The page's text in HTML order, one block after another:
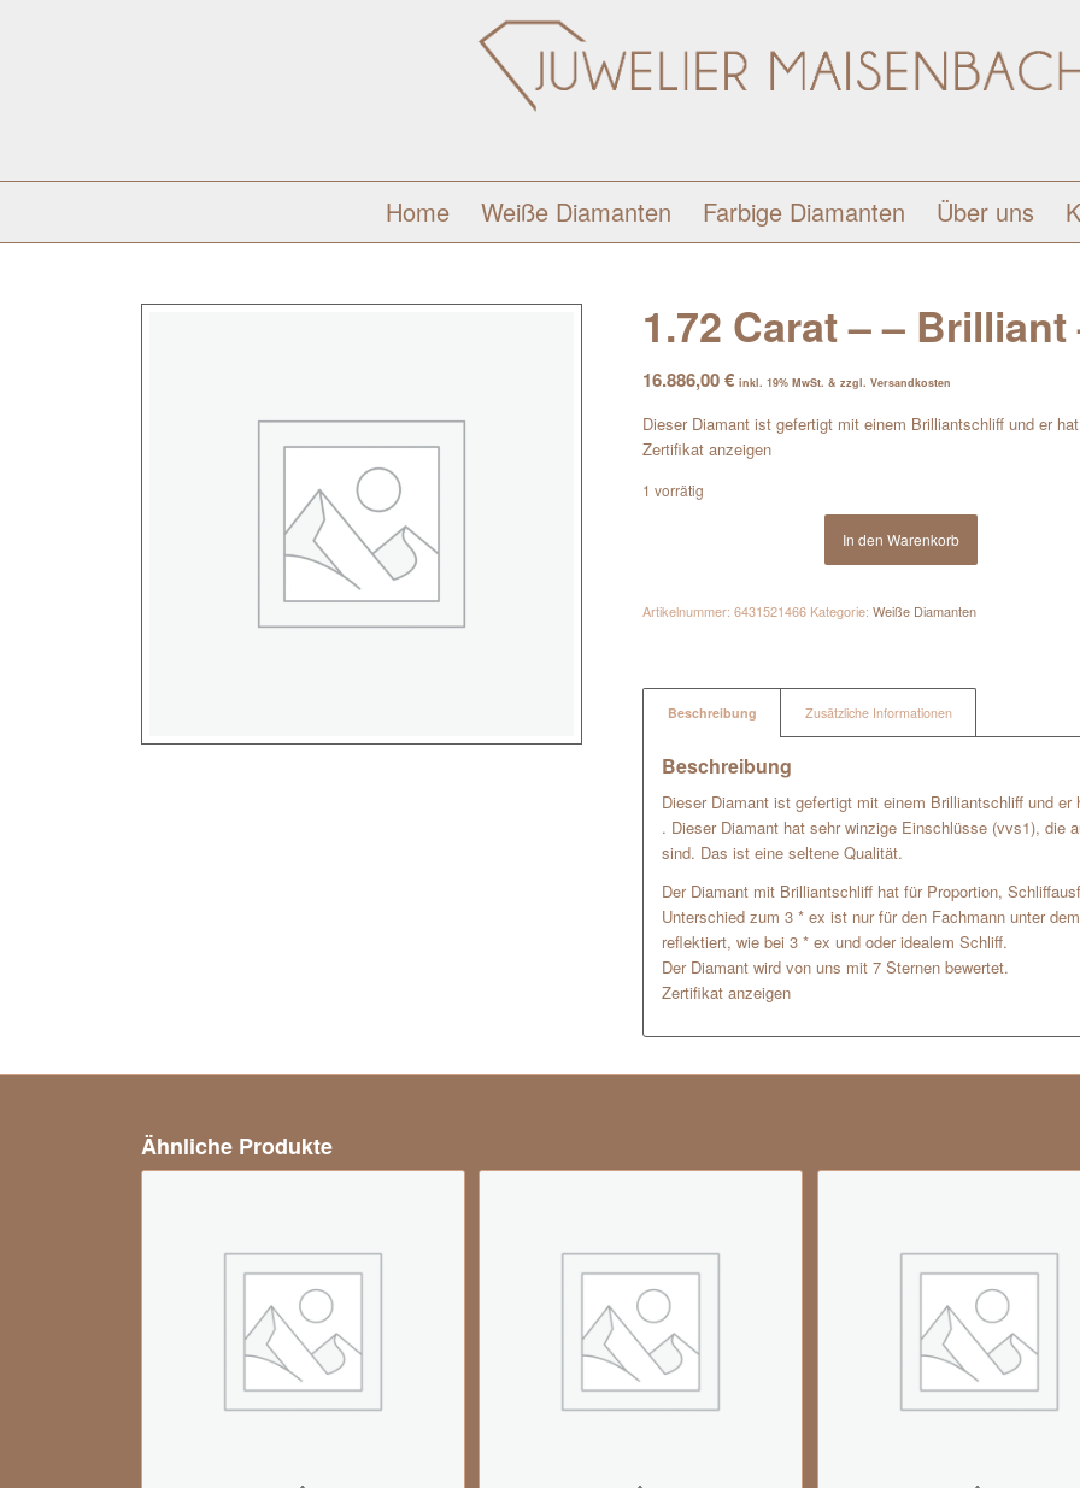
Home Weiße Diamanten Farbige Diamanten Über uns
1.72 Carat – – Brilliant
16.886,00€ inkl. 19% MwSt. & zzgl. Versandkosten
Dieser Diamant ist gefertigt mit einem Brilliantschliff und er
Zertifikat anzeigen
1 vorrätig
In den Warenkorb
Artikelnummer:6431521466 Kategorie:Weiße Diamanten
Beschreibung Zusätzliche Informationen
Beschreibung
Dieser Diamant ist gefertigt mit einem Brilliantschliff und
. Dieser Diamant hat sehr winzige Einschlüsse (vvs1),
sind. Das ist eine seltene Qualität.
Der Diamant mit Brilliantschliff hat für Proportion,
Unterschied zum 3 * ex ist nur für den Fachmann unter
reflektiert, wie bei 3 * ex und oder idealem Schliff.
Der Diamant wird von uns mit 7 Sternen bewertet.
Zertifikat anzeigen
Ähnliche Produkte